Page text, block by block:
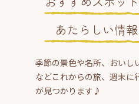
あたらしい情
季節の景色や名所、おいし
などこれからの旅、週末に
が見つかります♪